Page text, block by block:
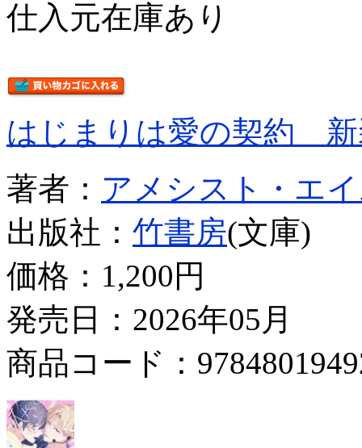
仕入元在庫あり
はじまりは愛の契約 新
著者： アメシスト・エ
出版社： 竹書房(文庫)
価格： 1,200円
発売日：2026年05月
商品コード：